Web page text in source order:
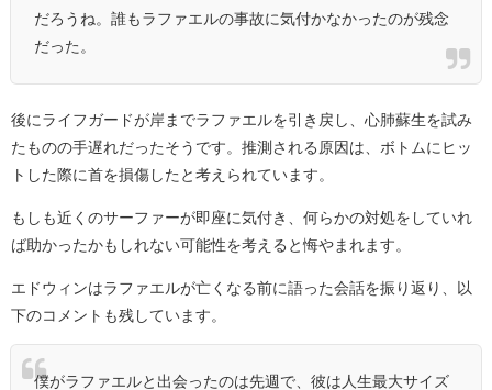
だろうね。誰もラファエルの事故に気付かなかったのが残念
だった。
後にライフガードが岸までラファエルを引き戻し、心肺蘇生を試み
たものの手遅れだったそうです。推測される原因は、ボトムにヒッ
トした際に首を損傷したと考えられています。
もしも近くのサーファーが即座に気付き、何らかの対処をしていれ
ば助かったかもしれない可能性を考えると悔やまれます。
エドウィンはラファエルが亡くなる前に語った会話を振り返り、以
下のコメントも残しています。
僕がラファエルと出会ったのは先週で、彼は人生最大サイズ